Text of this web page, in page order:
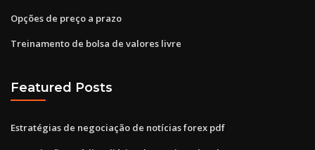
Opções de preço a prazo
Treinamento de bolsa de valores livre
Featured Posts
Estratégias de negociação de notícias forex pdf